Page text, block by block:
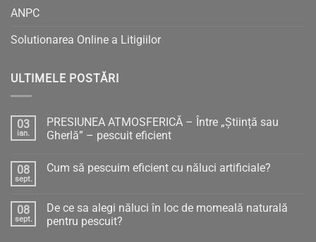
ANPC
Solutionarea Online a Litigiilor
ULTIMELE POSTĂRI
03
ian.
PRESIUNEA ATMOSFERICĂ – Între „Știință sau
Gherlă” – pescuit eficient
la
Între
„Știință
sau
08
sept.
Cum să pescuim eficient cu năluci artificiale?
Cum
să
pescuim
08
sept.
De ce sa alegi năluci în loc de momeală naturală
pentru pescuit?